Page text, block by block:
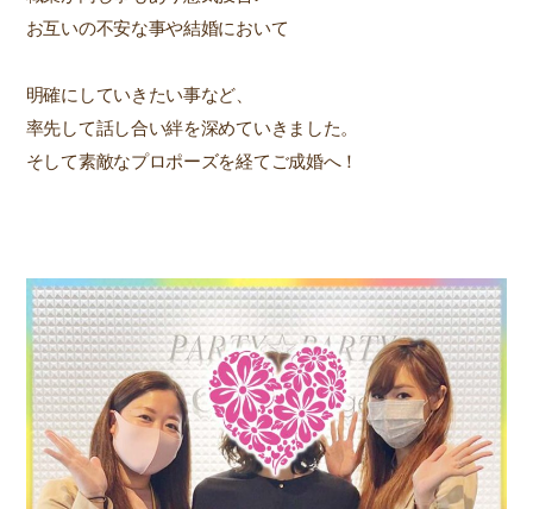
お互いの不安な事や結婚において
明確にしていきたい事など、
率先して話し合い絆を深めていきました。
そして素敵なプロポーズを経てご成婚へ！